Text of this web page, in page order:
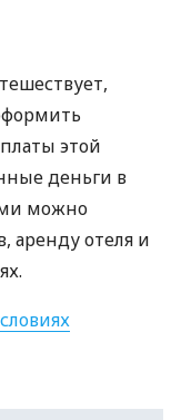
этой
деньги в
можно
аренду отеля и